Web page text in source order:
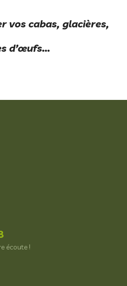
vos cabas, glacières,
d’œufs…
écoute !